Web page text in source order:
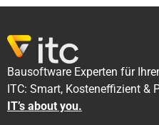
Bausoftware Experten für
ITC: Smart, Kosteneffizient &
IT’s about you.